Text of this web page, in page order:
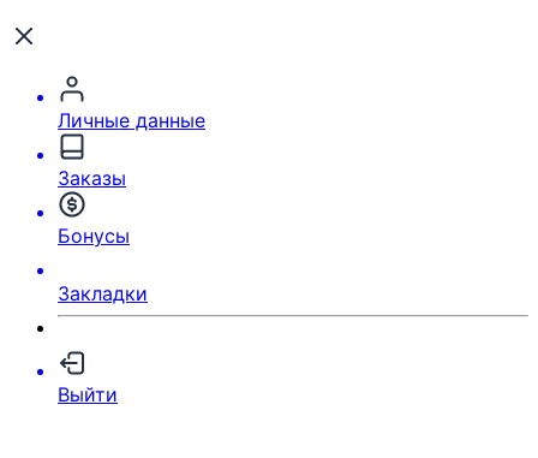
Личные данные
Заказы
Бонусы
Закладки
Выйти